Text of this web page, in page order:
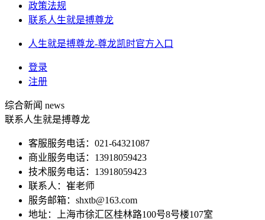
政策法规
联系人生就是搏尊龙
人生就是搏尊龙-尊龙凯时官方入口
登录
注册
综合新闻 news
联系人生就是搏尊龙
客服服务电话：021-64321087
商业服务电话：13918059423
技术服务电话：13918059423
联系人：崔老师
服务邮箱： shxtb@163.com
地址：上海市徐汇区桂林路100号8号楼107室